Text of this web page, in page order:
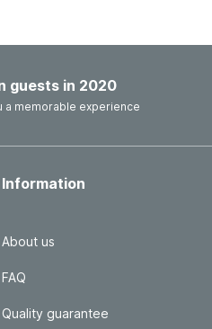
guests in 2020
a memorable experience
Information
About us
FAQ
Quality guarantee